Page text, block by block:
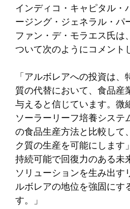
インディコ・キャピタル・
ージング・ジェネラル・パ
ファン・デ・モラエス氏は
ついて次のようにコメント
「アルボレアへの投資は
質の代替において、食品産
与えると信じています。微
ソーラーリーフ培養システ
の食品生産方法と比較して
ク質の生産を可能にします
持続可能で回復力のある未
ソリューションを生み出す
ルボレアの地位を強固にす
す。」